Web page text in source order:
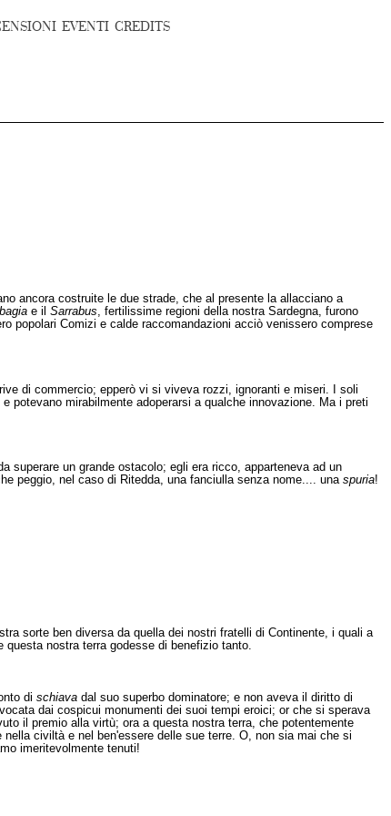
EVENTI CREDITS
ancora costruite le due strade, che al presente la allacciano a
e il Sarrabus, fertilissime regioni della nostra Sardegna, furono
popolari Comizi e calde raccomandazioni acciò venissero comprese
di commercio; epperò vi si viveva rozzi, ignoranti e miseri. I soli
potevano mirabilmente adoperarsi a qualche innovazione. Ma i preti
superare un grande ostacolo; egli era ricco, apparteneva ad un
peggio, nel caso di Ritedda, una fanciulla senza nome.... una spuria!
sorte ben diversa da quella dei nostri fratelli di Continente, i quali a
nostra terra godesse di benefizio tanto.
di schiava dal suo superbo dominatore; e non aveva il diritto di
dai cospicui monumenti dei suoi tempi eroici; or che si sperava
il premio alla virtù; ora a questa nostra terra, che potentemente
civiltà e nel ben'essere delle sue terre. O, non sia mai che si
imeritevolmente tenuti!